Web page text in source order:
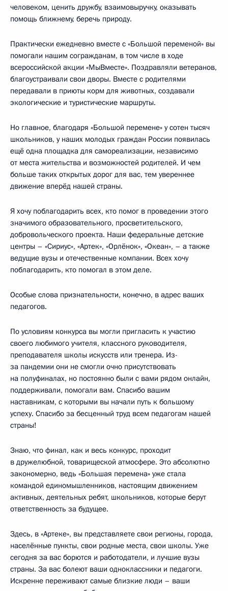
человеком, ценить дружбу, взаимовыручку, оказывать
помощь ближнему, беречь природу.
Практически ежедневно вместе с «Большой переменой» вы
помогали нашим согражданам, в том числе в ходе
всероссийской акции «МыВместе». Поздравляли ветеранов,
благоустраивали свои дворы. Вместе с родителями
передавали в приюты корм для животных, создавали
экологические и туристические маршруты.
Но главное, благодаря «Большой перемене» у сотен тысяч
школьников, у наших молодых граждан России появилась
ещё одна площадка для самореализации, независимо
от места жительства и возможностей родителей. И чем
больше таких открытых дорог для вас, тем увереннее
движение вперёд нашей страны.
Я хочу поблагодарить всех, кто помог в проведении этого
значимого образовательного, просветительского,
добровольческого проекта. Наши федеральные детские
центры – «Сириус», «Артек», «Орлёнок», «Океан», – а также
ведущие вузы и отечественные компании. Всех хочу
поблагодарить, кто помогал в этом деле.
Особые слова признательности, конечно, в адрес ваших
педагогов.
По условиям конкурса вы могли пригласить к участию
своего любимого учителя, классного руководителя,
преподавателя школы искусств или тренера. Из-
за пандемии они не смогли очно присутствовать
на полуфиналах, но постоянно были с вами рядом онлайн,
поддерживали, помогали вам. Спасибо вашим
наставникам, с которыми вы начали путь к большому
успеху. Спасибо за бесценный труд всем педагогам нашей
страны!
Знаю, что финал, как и весь конкурс, проходит
в дружелюбной, товарищеской атмосфере. Это абсолютно
закономерно, ведь «Большая перемена» уже стала
командой единомышленников, настоящим движением
активных, деятельных ребят, школьников, которые берут
ответственность за будущее.
Здесь, в «Артеке», вы представляете свои регионы, города,
населённые пункты, свои родные места, свои школы. Уже
сегодня за вас борются и работодатели, и лучшие вузы
страны. За вас болеют ваши одноклассники и педагоги.
Искренне переживают самые близкие люди – ваши